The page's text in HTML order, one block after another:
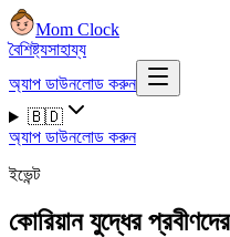
Mom Clock
বৈশিষ্ট্যসাহায্য
অ্যাপ ডাউনলোড করুন
🇧🇩
অ্যাপ ডাউনলোড করুন
ইভেন্ট
কোরিয়ান যুদ্ধের